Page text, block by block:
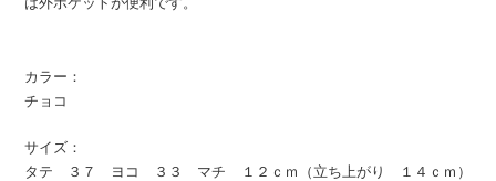
カラー：
チョコ
サイズ：
タテ ３７ ヨコ ３３ マチ １２ｃｍ（立ち上がり １４ｃｍ）